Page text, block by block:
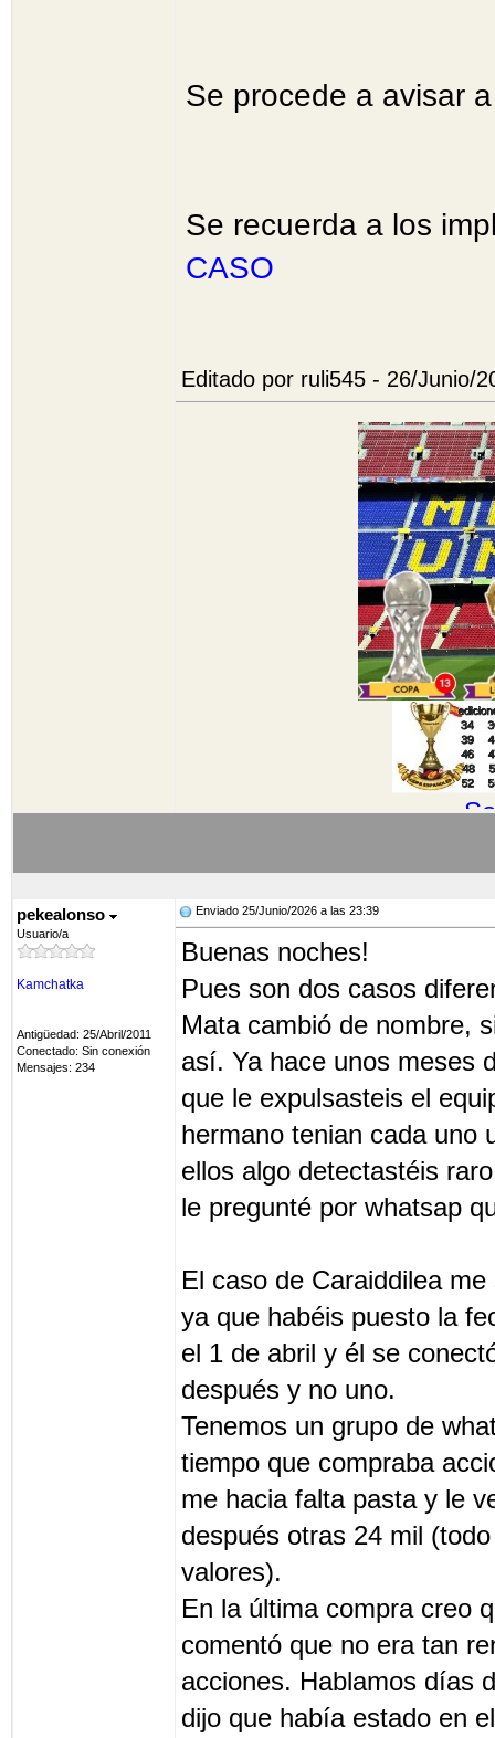
Se procede a avisar
Se recuerda a los
CASO
Editado por ruli545 - 26/Junio/
pekealonso
Usuario/a
Kamchatka
Antigüedad: 25/Abril/2011
Conectado: Sin conexión
Mensajes: 234
Enviado 25/Junio/2026 a las 23:39
Buenas noches!
Pues son dos casos
Mata cambió de nombre,
así. Ya hace unos meses
que le expulsasteis el
hermano tenian cada uno
ellos algo detectastéis
le pregunté por whatsap
El caso de Caraiddilea
ya que habéis puesto la
el 1 de abril y él se
después y no uno.
Tenemos un grupo de
tiempo que compraba
me hacia falta pasta y le
después otras 24 mil
valores).
En la última compra creo
comentó que no era tan
acciones. Hablamos días
dijo que había estado en